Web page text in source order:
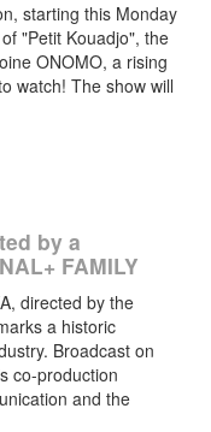
starting this Monday
"Petit Kouadjo", the
ONOMO, a rising
watch! The show will
by a
FAMILY
directed by the
a historic
Broadcast on
co-production
and the